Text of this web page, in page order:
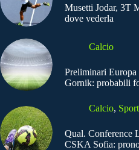
Musetti Jodar, 3T
dove vederla
Calcio
Preliminari Europa
Gornik: probabili
Calcio, Sport
Qual. Conference
CSKA Sofia: